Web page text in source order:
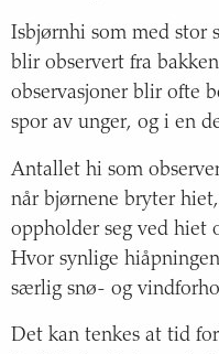
Isbjørnhi som med stor
blir observert fra
observasjoner blir ofte
spor av unger, og i en
Antallet hi som
når bjørnene bryter
oppholder seg ved hiet
Hvor synlige
særlig snø- og
Det kan tenkes at tid